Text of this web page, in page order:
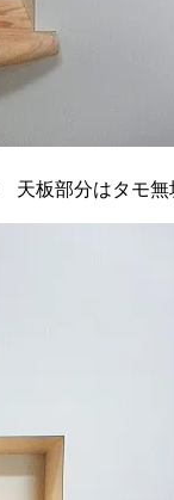
板部分はタモ